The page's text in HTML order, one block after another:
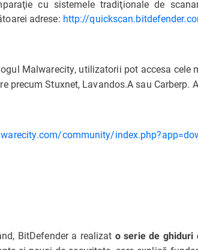
cu sistemele tradiţionale de
adrese: http://
Malwarecity, utilizatorii pot accesa cele
precum Stuxnet, Lavandos.A sau Carberp.
community/
BitDefender a realizat o serie de ghiduri